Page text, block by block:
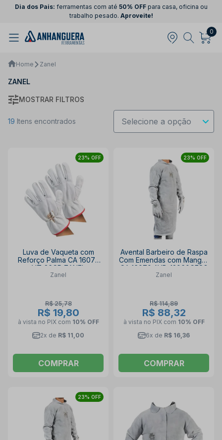
Dia dos Pais: ferramentas com até 50% OFFpara casa, oficina ou
trabalho pesado. Aproveite!
0
Home Zanel
ZANEL
MOSTRAR FILTROS
19 Itens encontrados
23% OFF
Luva de Vaqueta com
Reforço Palma CA 16072
VT-26CR ZANEL
Zanel
R$ 25,78
R$ 19,80
à vista no PIX com 10% OFF
2x de R$ 11,00
COMPRAR
23% OFF
Avental Barbeiro de Raspa
Com Emendas com Mangas
CA 16070 AVB-12060CESG
ZANEL
Zanel
R$ 114,89
R$ 88,32
à vista no PIX com 10% OFF
6x de R$ 16,36
COMPRAR
23% OFF